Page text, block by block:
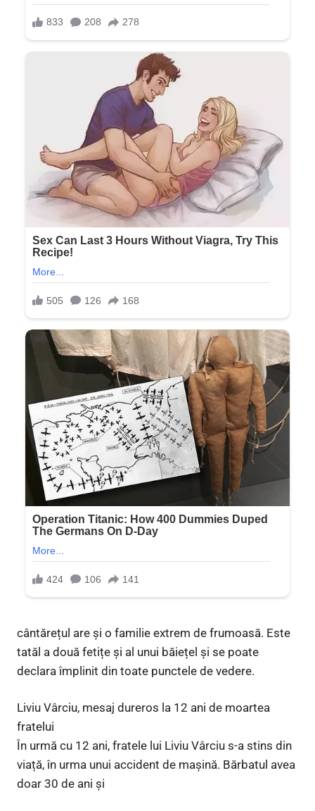
cântărețul are și o familie extrem de frumoasă. Este
tatăl a două fetițe și al unui băiețel și se poate
declara împlinit din toate punctele de vedere.
Liviu Vârciu, mesaj dureros la 12 ani de moartea
fratelui
În urmă cu 12 ani, fratele lui Liviu Vârciu s-a stins din
viață, în urma unui accident de mașină. Bărbatul avea
doar 30 de ani și